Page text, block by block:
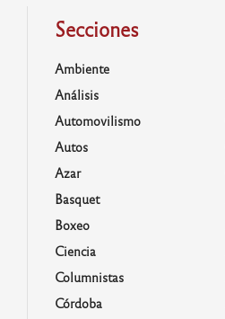
Secciones
Ambiente
Análisis
Automovilismo
Autos
Azar
Basquet
Boxeo
Ciencia
Columnistas
Córdoba